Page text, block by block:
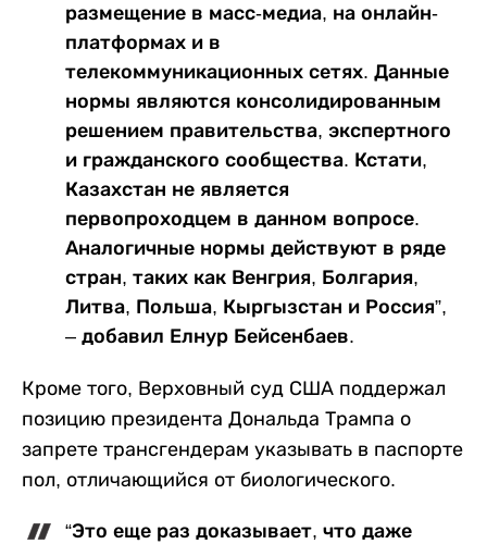
размещение в масс-медиа, на онлайн-
платформах и в
телекоммуникационных сетях. Данные
нормы являются консолидированным
решением правительства, экспертного
и гражданского сообщества. Кстати,
Казахстан не является
первопроходцем в данном вопросе.
Аналогичные нормы действуют в ряде
стран, таких как Венгрия, Болгария,
Литва, Польша, Кыргызстан и Россия”,
– добавил Елнур Бейсенбаев.
Кроме того, Верховный суд США поддержал
позицию президента Дональда Трампа о
запрете трансгендерам указывать в паспорте
пол, отличающийся от биологического.
“Это еще раз доказывает, что даже